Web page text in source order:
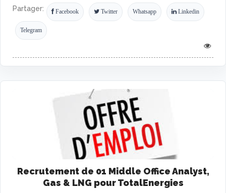
Partager: Facebook Twitter Whatsapp Linkedin
Telegram
Recrutement de 01 Middle Office Analyst,
Gas & LNG pour TotalEnergies